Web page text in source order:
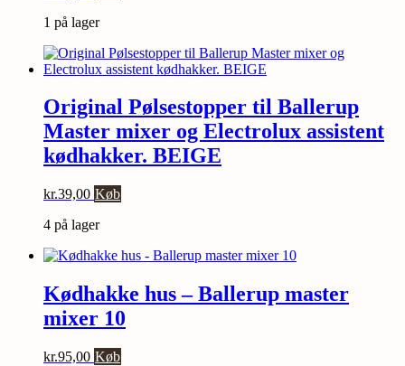
1 på lager
Original Pølsestopper til Ballerup
Master mixer og Electrolux assistent
kødhakker. BEIGE
kr.39,00 Køb
4 på lager
Kødhakke hus – Ballerup master
mixer 10
kr.95,00 Køb